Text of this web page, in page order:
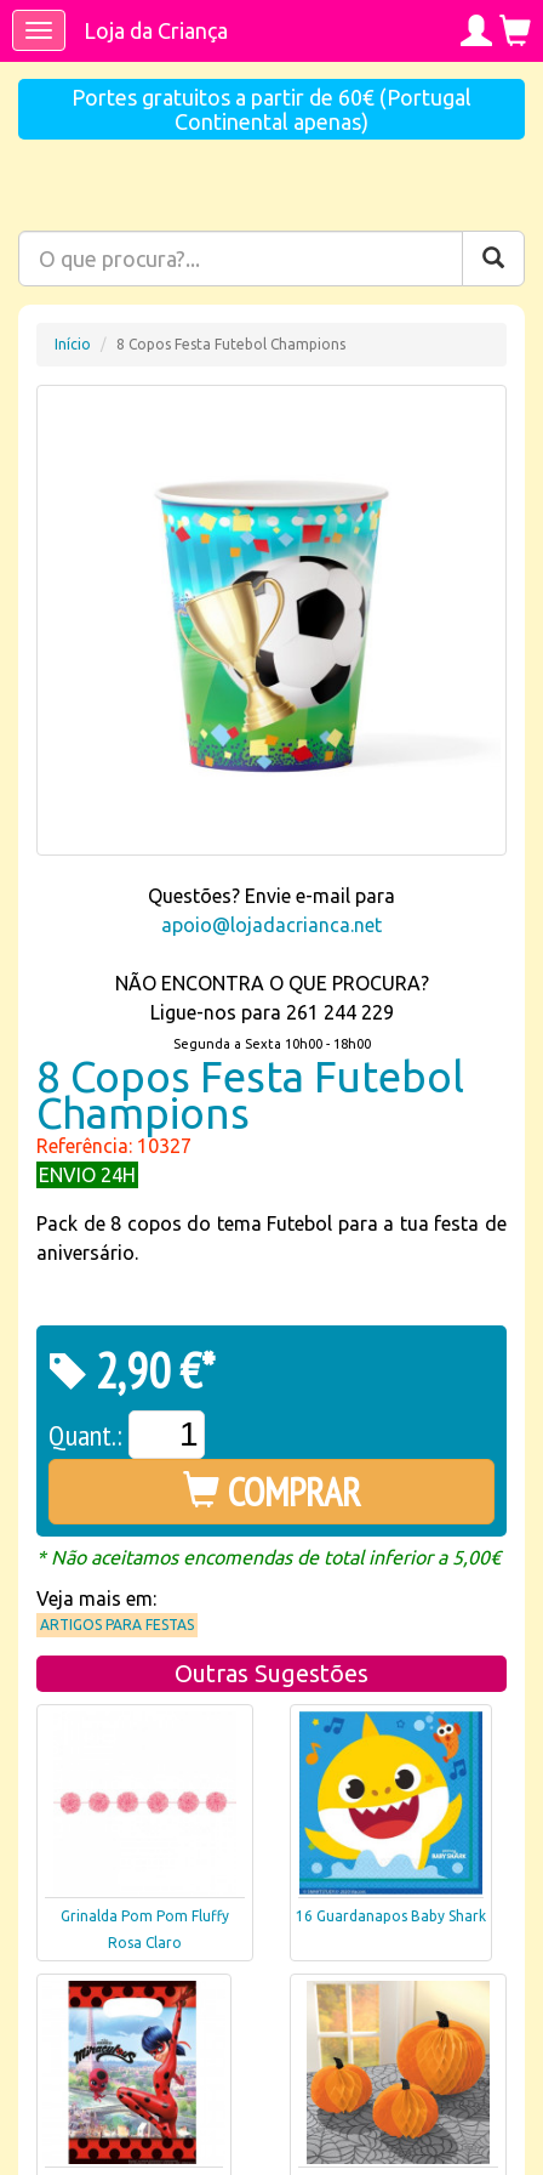
ToggleLoja da Criança
Portes gratuitos a partir de 60€ (Portugal
Continental apenas)
Início 8 Copos Festa Futebol Champions
Questões? Envie e-mail para
apoio@lojadacrianca.net
NÃO ENCONTRA O QUE PROCURA?
Ligue-nos para 261 244 229
Segunda a Sexta 10h00 - 18h00
8 Copos Festa Futebol
Champions
Referência: 10327
ENVIO 24H
Pack de 8 copos do tema Futebol para a tua festa de
aniversário.
2,90 €*
Quant.:
COMPRAR
* Não aceitamos encomendas de total inferior a 5,00€
Veja mais em:
ARTIGOS PARA FESTAS
Outras Sugestões
Grinalda Pom Pom Fluffy
Rosa Claro
16 Guardanapos Baby Shark